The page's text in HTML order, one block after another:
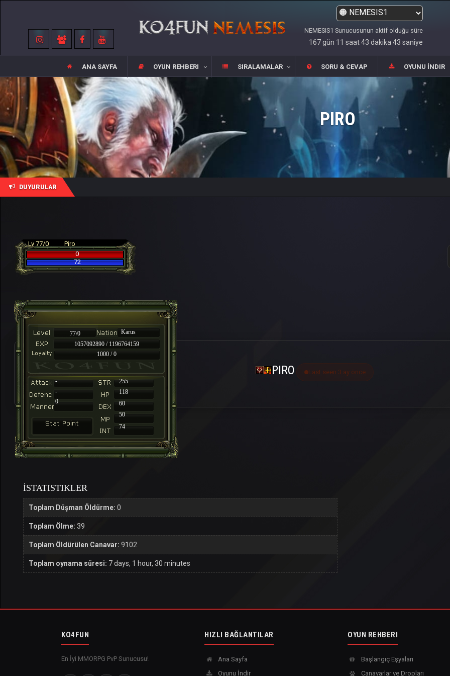
NEMESIS1 Sunucusunun aktif olduğu süre
167 gün 11 saat 43 dakika 43 saniye
ANA SAYFA OYUN REHBERI SIRALAMALAR SORU & CEVAP OYUNU İNDIR
PIRO
DUYURULAR
Lv 77/0
Piro
0
72
77/0
Karus
1057092890 / 1196764159
1000 / 0
-
255
-
118
60
50
74
0
PIRO Last seen 3 ay önce
İSTATISTIKLER
Toplam Düşman Öldürme: 0
Toplam Ölme: 39
Toplam Öldürülen Canavar: 9102
Toplam oynama süresi: 7 days, 1 hour, 30 minutes
KO4FUN
En İyi MMORPG PvP Sunucusu!
HIZLI BAĞLANTILAR
Ana Sayfa
Oyunu İndir
OYUN REHBERI
Başlangıç Eşyaları
Canavarlar ve Dropları